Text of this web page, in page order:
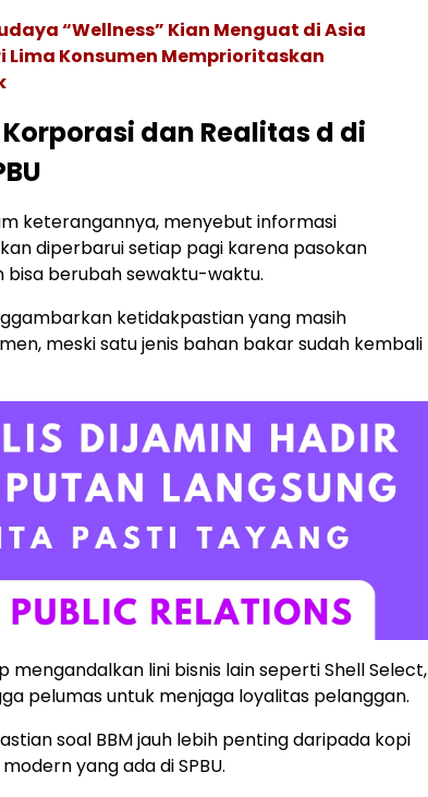
“Wellness” Kian Menguat di Asia
Lima Konsumen Memprioritaskan
dan Realitas d di
keterangannya, menyebut informasi
diperbarui setiap pagi karena pasokan
bisa berubah sewaktu-waktu.
ketidakpastian yang masih
meski satu jenis bahan bakar sudah kembali
mengandalkan lini bisnis lain seperti Shell Select,
pelumas untuk menjaga loyalitas pelanggan.
soal BBM jauh lebih penting daripada kopi
yang ada di SPBU.